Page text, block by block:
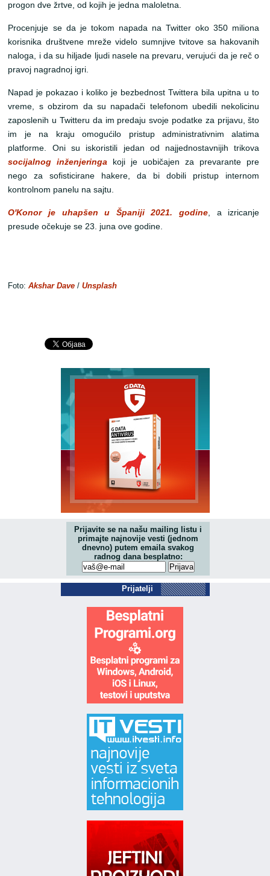
progon dve žrtve, od kojih je jedna maloletna.
Procenjuje se da je tokom napada na Twitter oko 350 miliona
korisnika društvene mreže videlo sumnjive tvitove sa hakovanih
naloga, i da su hiljade ljudi nasele na prevaru, verujući da je reč o
pravoj nagradnoj igri.
Napad je pokazao i koliko je bezbednost Twittera bila upitna u to
vreme, s obzirom da su napadači telefonom ubedili nekolicinu
zaposlenih u Twitteru da im predaju svoje podatke za prijavu, što
im je na kraju omogućilo pristup administrativnim alatima
platforme. Oni su iskoristili jedan od najjednostavnijih trikova
socijalnog inženjeringa koji je uobičajen za prevarante pre
nego za sofisticirane hakere, da bi dobili pristup internom
kontrolnom panelu na sajtu.
O'Konor je uhapšen u Španiji 2021. godine, a izricanje
presude očekuje se 23. juna ove godine.
Foto:Akshar Dave /Unsplash
Prijavite se na našu mailing listu i
primajte najnovije vesti (jednom
dnevno) putem emaila svakog
radnog dana besplatno:
Prijatelji